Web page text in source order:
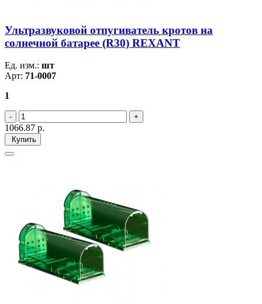
Ультразвуковой отпугиватель кротов на
солнечной батарее (R30) REXANT
Ед. изм.: шт
Арт: 71-0007
1
1066.87 р.
Купить